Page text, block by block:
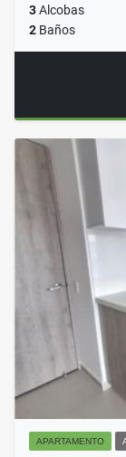
3Alcobas
2 Baños
APARTAMENTO